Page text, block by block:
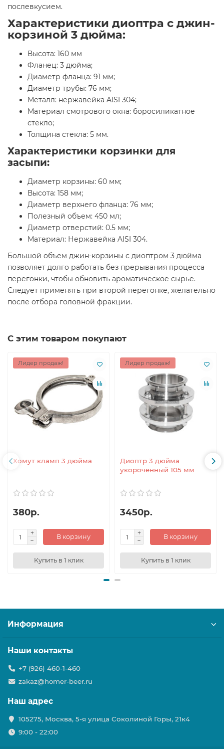
послевкусием.
Характеристики диоптра с джин-
корзиной 3 дюйма:
Высота: 160 мм
Фланец: 3 дюйма;
Диаметр фланца: 91 мм;
Диаметр трубы: 76 мм;
Металл: нержавейка AISI 304;
Материал смотрового окна: боросиликатное
стекло;
Толщина стекла: 5 мм.
Характеристики корзинки для
засыпи:
Диаметр корзины: 60 мм;
Высота: 158 мм;
Диаметр верхнего фланца: 76 мм;
Полезный объем: 450 мл;
Диаметр отверстий: 0.5 мм;
Материал: Нержавейка AISI 304.
Большой объем джин-корзины с диоптром 3 дюйма
позволяет долго работать без прерывания процесса
перегонки, чтобы обновить ароматическое сырье.
Следует применять при второй перегонке, желательно
после отбора головной фракции.
С этим товаром покупают
Лидер продаж!
Хомут кламп 3 дюйма
380р.
В корзину
Купить в 1 клик
Лидер продаж!
Диоптр 3 дюйма
укороченный 105 мм
3450р.
В корзину
Купить в 1 клик
Информация
Наши контакты
+7 (926) 460-1-460
zakaz@homer-beer.ru
Наш адрес
105275, Москва, 5-я улица Соколиной Горы, 21к4
9:00 - 22:00